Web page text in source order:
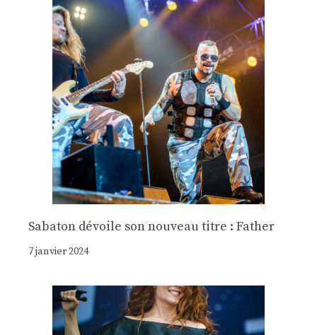
Sabaton dévoile son nouveau titre : Father
7 janvier 2024